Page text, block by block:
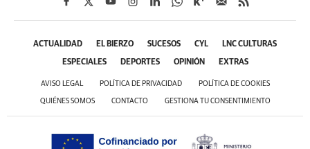
ACTUALIDAD EL BIERZO SUCESOS CYL LNC CULTURAS
ESPECIALES DEPORTES OPINIÓN EXTRAS
AVISO LEGAL POLÍTICA DE PRIVACIDAD POLÍTICA DE COOKIES
QUIÉNES SOMOS CONTACTO GESTIONA TU CONSENTIMIENTO